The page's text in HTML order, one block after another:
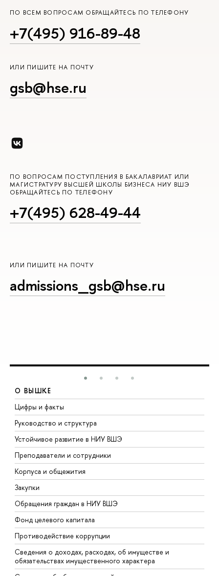
ПО ВСЕМ ВОПРОСАМ ОБРАЩАЙТЕСЬ ПО ТЕЛЕФОНУ
+7(495) 916-89-48
ИЛИ ПИШИТЕ НА ПОЧТУ
gsb@hse.ru
ПО ВОПРОСАМ ПОСТУПЛЕНИЯ В БАКАЛАВРИАТ ИЛИ
МАГИСТРАТУРУ ВЫСШЕЙ ШКОЛЫ БИЗНЕСА НИУ ВШЭ
ОБРАЩАЙТЕСЬ ПО ТЕЛЕФОНУ
+7(495) 628-49-44
ИЛИ ПИШИТЕ НА ПОЧТУ
admissions_gsb@hse.ru
О ВЫШКЕ
Цифры и факты
Руководство и структура
Устойчивое развитие в НИУ ВШЭ
Преподаватели и сотрудники
Корпуса и общежития
Закупки
Обращения граждан в НИУ ВШЭ
Фонд целевого капитала
Противодействие коррупции
Сведения о доходах, расходах, об имуществе и
обязательствах имущественного характера